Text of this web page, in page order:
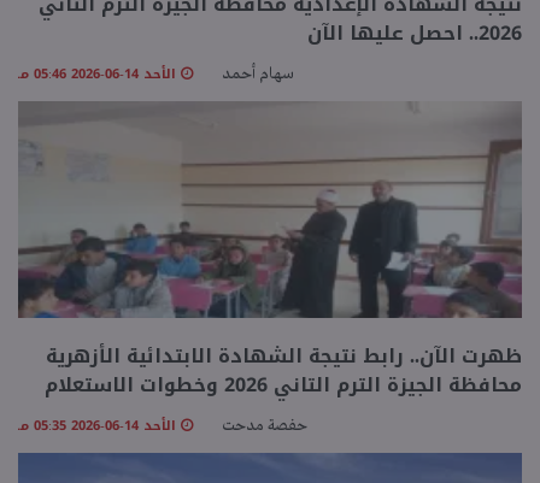
2026.. احصل عليها الآن
سهام أحمد الأحد 14-06-2026 05:46 مـ
ظهرت الآن.. رابط نتيجة الشهادة الابتدائية الأزهرية
محافظة الجيزة الترم التاني 2026 وخطوات الاستعلام
حفصة مدحت الأحد 14-06-2026 05:35 مـ